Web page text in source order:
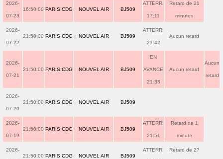
2026-
07-23
16:50:00 PARIS CDG NOUVEL AIR BJ509
ATTERRI
17:11
Retard de 21
minutes
2026-
07-22
21:50:00 PARIS CDG NOUVEL AIR BJ509
ATTERRI
21:42
Aucun retard
2026-
07-21
21:50:00 PARIS CDG NOUVEL AIR BJ509
EN
AVANCE
21:33
Aucun retard
Aucun
retard
2026-
07-20
21:50:00 PARIS CDG NOUVEL AIR BJ509
2026-
07-19
21:50:00 PARIS CDG NOUVEL AIR BJ509
ATTERRI
21:51
Retard de 1
minute
2026-
21:50:00 PARIS CDG NOUVEL AIR BJ509
ATTERRI Retard de 27